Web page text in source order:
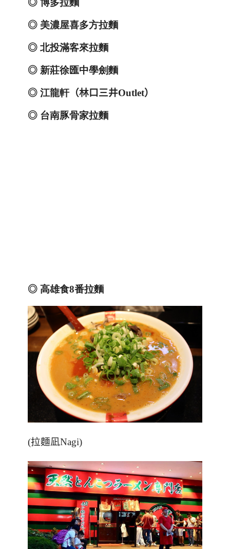
◎ 博多拉麵
◎ 美濃屋喜多方拉麵
◎ 北投滿客來拉麵
◎ 新莊徐匯中學劍麵
◎ 江龍軒（林口三井Outlet）
◎ 台南豚骨家拉麵
◎ 高雄食8番拉麵
(拉麵凪Nagi)